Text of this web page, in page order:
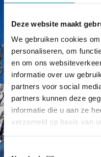
Deze website maakt
We gebruiken cookies
personaliseren, om
en om ons
informatie over uw
partners voor social
partners kunnen deze
informatie die u aan ze
verzameld op basis van
Toestemmingsselectie